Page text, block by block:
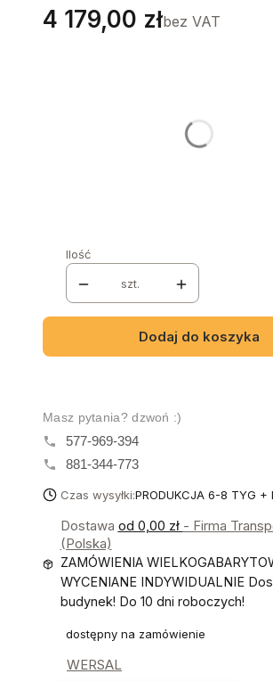
Cena
4 179,00 złbez VAT
Ilość
szt.
Dodaj do koszyka
Masz pytania? dzwoń :)
577-969-394
881-344-773
Czas wysyłki:PRODUKCJA 6-8 TYG +
Dostawa od 0,00 zł - Firma
(Polska)
ZAMÓWIENIA
WYCENIANE INDYWIDUALNIE
budynek! Do 10 dni roboczych!
dostępny na zamówienie
WERSAL